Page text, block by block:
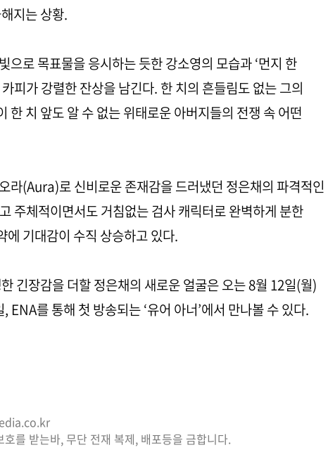
지는 상황.
으로 목표물을 응시하는 듯한 강소영의 모습과 ‘먼지 한
피가 강렬한 잔상을 남긴다. 한 치의 흔들림도 없는 그의
한 치 앞도 알 수 없는 위태로운 아버지들의 전쟁 속 어떤
라(Aura)로 신비로운 존재감을 드러냈던 정은채의 파격적인
주체적이면서도 거침없는 검사 캐릭터로 완벽하게 분한
에 기대감이 수직 상승하고 있다.
긴장감을 더할 정은채의 새로운 얼굴은 오는 8월 12일(월)
ENA를 통해 첫 방송되는 ‘유어 아너’에서 만나볼 수 있다.
를 받는바, 무단 전재 복제, 배포등을 금합니다.